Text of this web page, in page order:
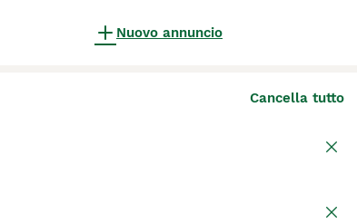
Nuovo annuncio
Cancella tutto